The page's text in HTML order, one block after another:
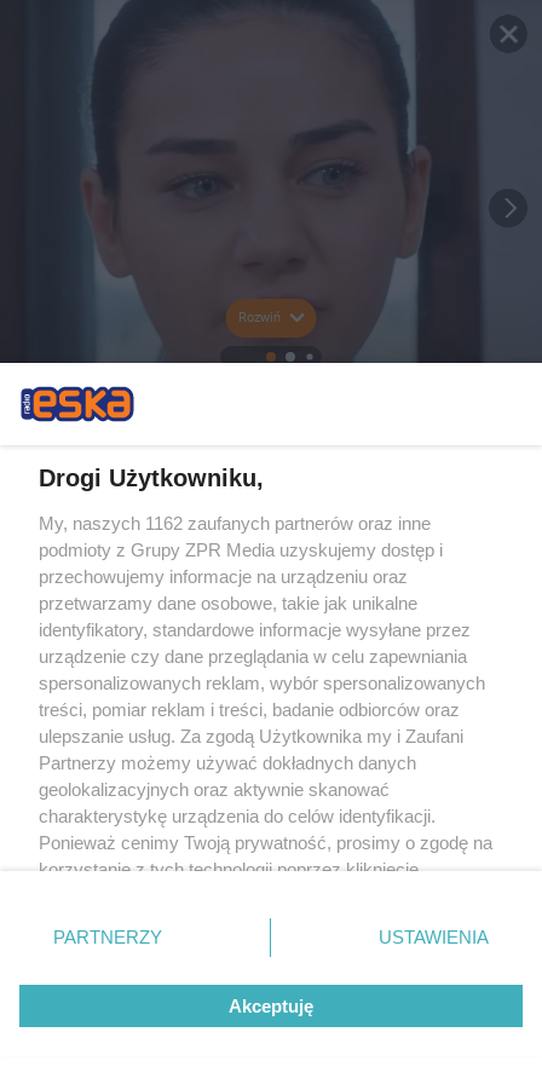
Rozwiń
Drogi Użytkowniku,
My, naszych 1162 zaufanych partnerów oraz inne
podmioty z Grupy ZPR Media uzyskujemy dostęp i
przechowujemy informacje na urządzeniu oraz
przetwarzamy dane osobowe, takie jak unikalne
identyfikatory, standardowe informacje wysyłane przez
urządzenie czy dane przeglądania w celu zapewniania
spersonalizowanych reklam, wybór spersonalizowanych
treści, pomiar reklam i treści, badanie odbiorców oraz
ulepszanie usług. Za zgodą Użytkownika my i Zaufani
Partnerzy możemy używać dokładnych danych
geolokalizacyjnych oraz aktywnie skanować
charakterystykę urządzenia do celów identyfikacji.
Ponieważ cenimy Twoją prywatność, prosimy o zgodę na
korzystanie z tych technologii poprzez kliknięcie
zmienić/wycofać klikając przycisk ustawień prywatności
znajdujący się w lewym dolnym rogu strony
rodzaje przetwarzania danych nie wymagają zgody
użytkownika, ale masz prawo sprzeciwić się takiemu
przetwarzaniu. Preferencje będą miały zastosowanie tylko
PARTNERZY USTAWIENIA
Akceptuję